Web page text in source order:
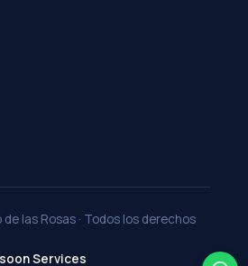
las Rosas · Todos los derechos
Services